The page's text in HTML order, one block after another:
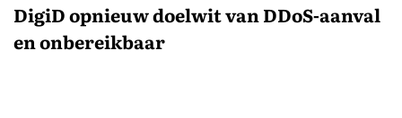
DigiD opnieuw doelwit van DDoS-aanval
en onbereikbaar